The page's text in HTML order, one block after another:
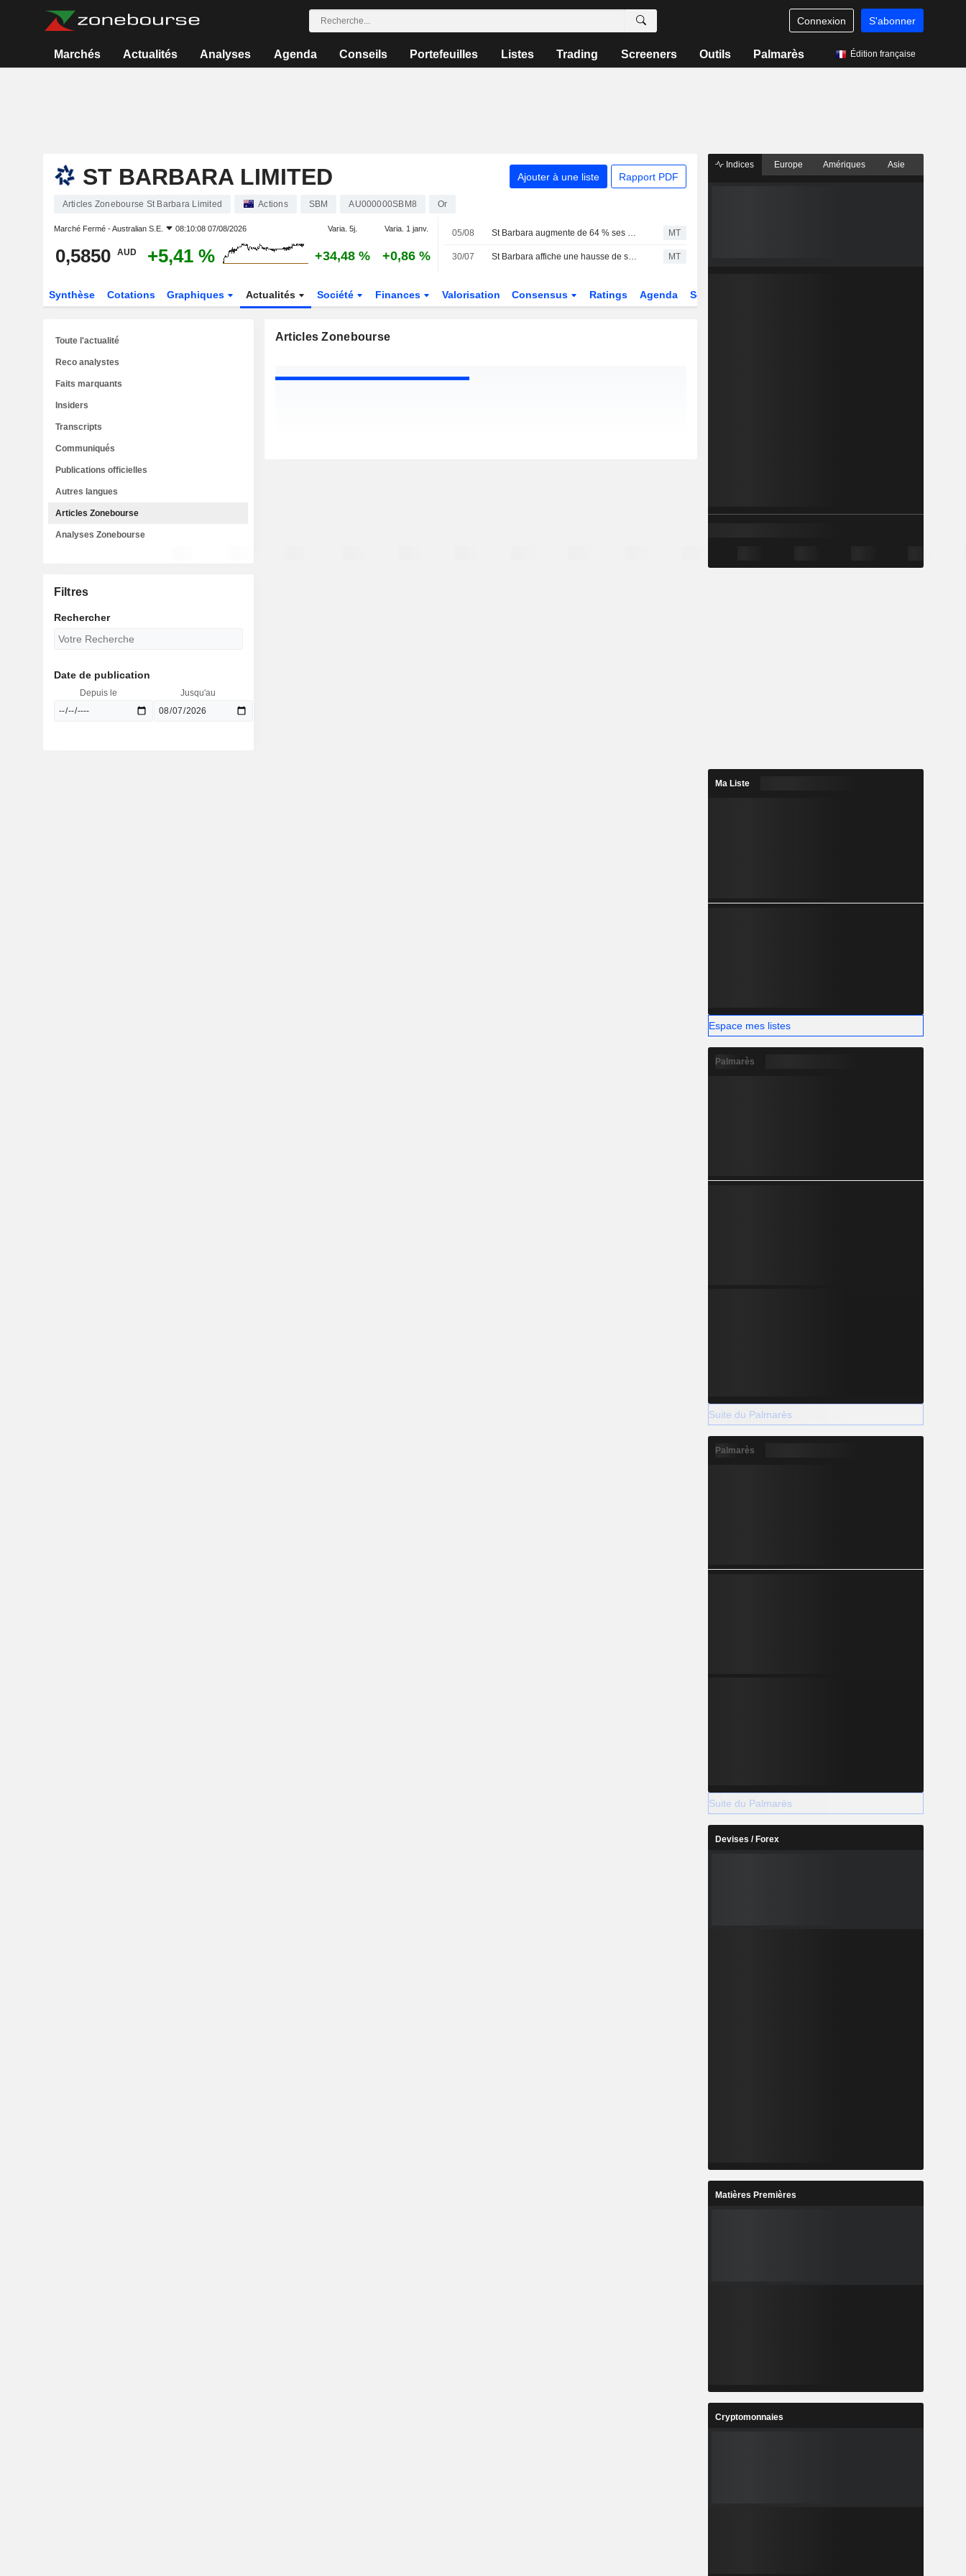
Connexion S'abonner
Marchés Actualités Analyses Agenda Conseils Portefeuilles Listes Trading Screeners Outils Palmarès Édition française
ST BARBARA LIMITED Ajouter à une liste Rapport PDF
Articles Zonebourse St Barbara Limited Actions SBM AU000000SBM8 Or
Marché Fermé -Australian S.E. 08:10:08 07/08/2026 Varia. 5j. Varia. 1 janv.
0,5850 AUD +5,41 % +34,48 % +0,86 %
05/08 St Barbara augmente de 64 % ses dépenses d'exploration en Nouvelle-Écosse pour l'exercice 2027 MT
30/07 St Barbara affiche une hausse de sa production et de ses ventes d'or au quatrième trimestre MT
Synthèse Cotations Graphiques Actualités Société Finances Valorisation Consensus Ratings Agenda Secteur
Articles Zonebourse
Toute l'actualité
Reco analystes
Faits marquants
Insiders
Transcripts
Communiqués
Publications officielles
Autres langues
Articles Zonebourse
Analyses Zonebourse
Filtres
Rechercher
Date de publication
Depuis le Jusqu'au
Indices Europe Amériques Asie
Ma Liste
Espace mes listes
Palmarès
Suite du Palmarès
Palmarès
Suite du Palmarès
Devises / Forex
Matières Premières
Cryptomonnaies